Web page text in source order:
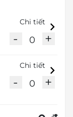
Chi tiết
- 0 +
Chi tiết
- 0 +